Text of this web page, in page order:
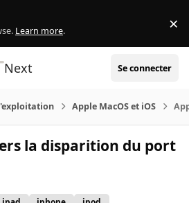
Learn more. ×
Next Se connecter
Apple MacOS et iOS
la disparition du port